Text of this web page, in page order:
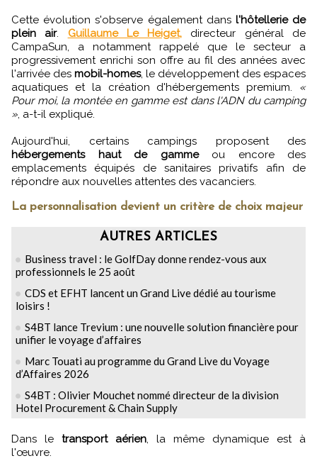
Cette évolution s'observe également dans l'hôtellerie de
plein air. Guillaume Le Heiget, directeur général de
CampaSun, a notamment rappelé que le secteur a
progressivement enrichi son offre au fil des années avec
l'arrivée des mobil-homes, le développement des espaces
aquatiques et la création d'hébergements premium. «
Pour moi, la montée en gamme est dans l'ADN du camping
» , a-t-il expliqué.
Aujourd'hui, certains campings proposent des
hébergements haut de gammeou encore des
emplacements équipés de sanitaires privatifs afin de
répondre aux nouvelles attentes des vacanciers.
La personnalisation devient un critère de choix majeur
AUTRES ARTICLES
Business travel : le GolfDay donne rendez-vous aux
professionnels le 25 août
CDS et EFHT lancent un Grand Live dédié au tourisme
loisirs !
S4BT lance Trevium : une nouvelle solution financière pour
unifier le voyage d’affaires
Marc Touati au programme du Grand Live du Voyage
d’Affaires 2026
S4BT : Olivier Mouchet nommé directeur de la division
Hotel Procurement & Chain Supply
Dans le transport aérien , la même dynamique est à
l'œuvre.